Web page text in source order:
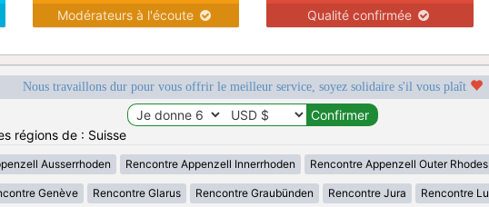
Modérateurs à l'écoute Qualité confirmée
Nous travaillons dur pour vous offrir le meilleur service, soyez solidaire s'il vous plaît
régions de : Suisse
Ausserrhoden Rencontre Appenzell Innerrhoden Rencontre Appenzell Outer Rhodes
Genève Rencontre Glarus Rencontre Graubünden Rencontre Jura Rencontre